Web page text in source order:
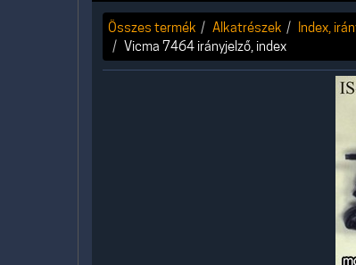
Összes termék Alkatrészek Index,
Vicma 7464 irányjelző, index